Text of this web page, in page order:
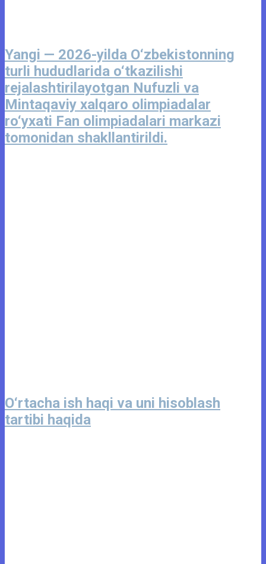
Yangi — 2026-yilda O‘zbekistonning
turli hududlarida o‘tkazilishi
rejalashtirilayotgan Nufuzli va
Mintaqaviy xalqaro olimpiadalar
ro‘yxati Fan olimpiadalari markazi
tomonidan shakllantirildi.
O‘rtacha ish haqi va uni hisoblash
tartibi haqida